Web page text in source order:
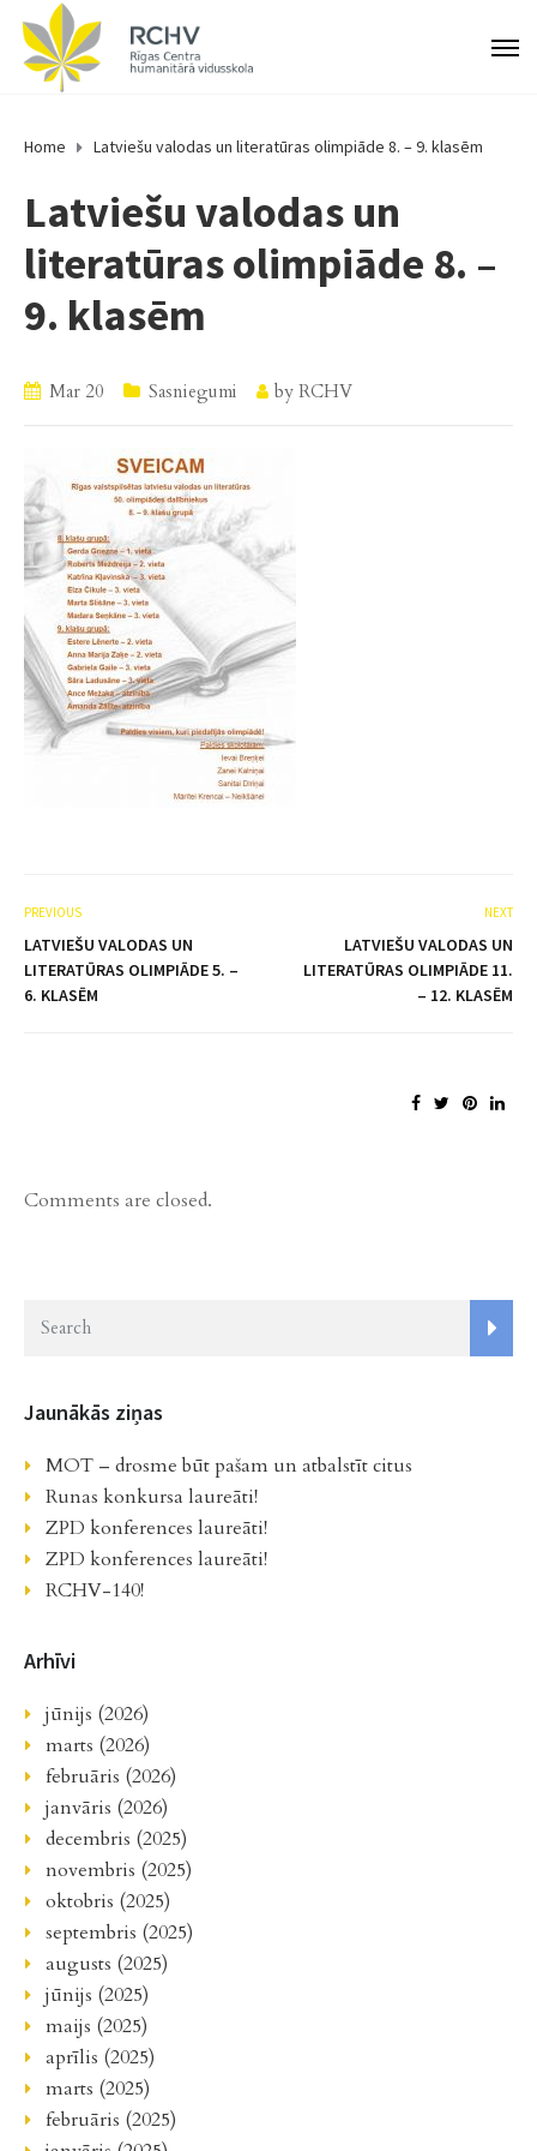
Home Latviešu valodas un literatūras olimpiāde 8. – 9. klasēm
Latviešu valodas un
literatūras olimpiāde 8. –
9. klasēm
Mar 20 Sasniegumi by RCHV
PREVIOUS
LATVIEŠU VALODAS UN
LITERATŪRAS OLIMPIĀDE 5. –
6. KLASĒM
NEXT
LATVIEŠU VALODAS UN
LITERATŪRAS OLIMPIĀDE 11.
– 12. KLASĒM
Comments are closed.
Jaunākās ziņas
MOT – drosme būt pašam un atbalstīt citus
Runas konkursa laureāti!
ZPD konferences laureāti!
ZPD konferences laureāti!
RCHV-140!
Arhīvi
jūnijs (2026)
marts (2026)
februāris (2026)
janvāris (2026)
decembris (2025)
novembris (2025)
oktobris (2025)
septembris (2025)
augusts (2025)
jūnijs (2025)
maijs (2025)
aprīlis (2025)
marts (2025)
februāris (2025)